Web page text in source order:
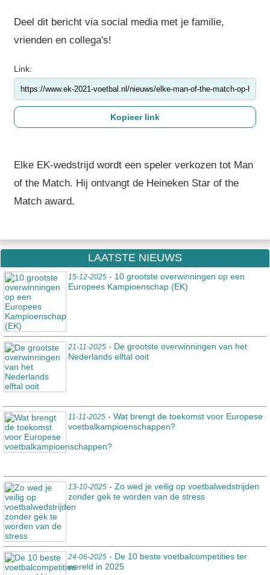
Deel dit bericht via social media met je familie,
vrienden en collega's!
Link:
Elke EK-wedstrijd wordt een speler verkozen tot Man
of the Match. Hij ontvangt de Heineken Star of the
Match award.
LAATSTE NIEUWS
15-12-2025 - 10 grootste overwinningen op een
Europees Kampioenschap (EK)
21-11-2025 - De grootste overwinningen van het
Nederlands elftal ooit
11-11-2025 - Wat brengt de toekomst voor Europese
voetbalkampioenschappen?
13-10-2025 - Zo wed je veilig op voetbalwedstrijden
zonder gek te worden van de stress
24-06-2025 - De 10 beste voetbalcompetities ter
wereld in 2025